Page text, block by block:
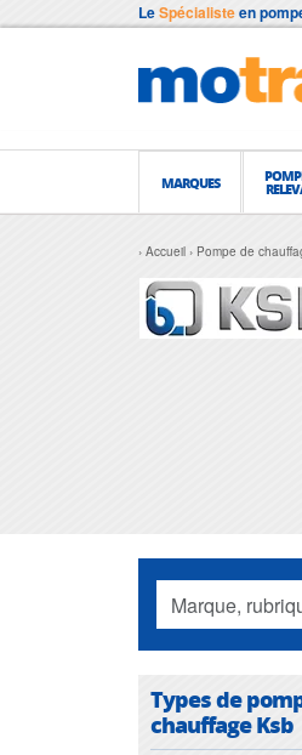
LeSpécialisteen
MARQUES
Accueil Pompe de
Types de
chauffage Ksb